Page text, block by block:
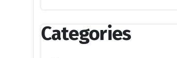
Categories